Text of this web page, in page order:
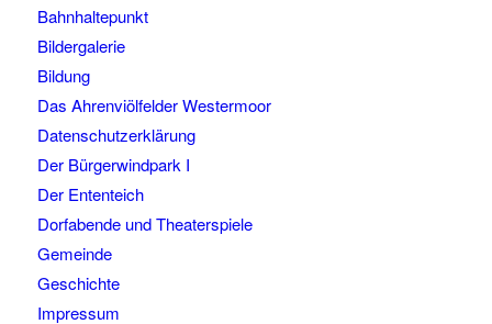
Bahnhaltepunkt
Bildergalerie
Bildung
Das Ahrenviölfelder Westermoor
Datenschutzerklärung
Der Bürgerwindpark I
Der Ententeich
Dorfabende und Theaterspiele
Gemeinde
Geschichte
Impressum